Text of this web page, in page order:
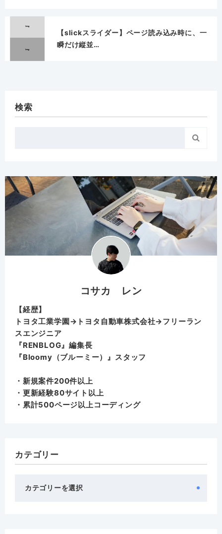
【slickスライダー】ページ読み込み時に、一
瞬だけ縦並…
検索

コサカ レン
【経歴】
トヨタ工業学園→トヨタ自動車株式会社→フリーラン
スエンジニア
『RENBLOG』編集長
『Bloomy（ブルーミー） 』スタッフ
・新規案件200件以上
・更新経験80サイト以上
・累計500ページ以上コーディング
カテゴリー